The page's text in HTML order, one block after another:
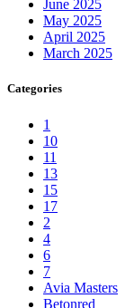
June 2025
May 2025
April 2025
March 2025
Categories
1
10
11
13
15
17
2
4
6
7
Avia Masters
Betonred